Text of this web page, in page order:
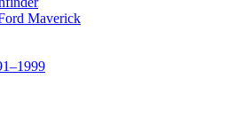
Maverick